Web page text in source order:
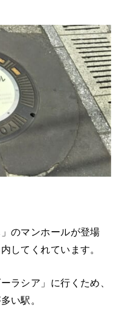
のマンホールが登場
してくれています。
ラシア」に行くため、
い駅。